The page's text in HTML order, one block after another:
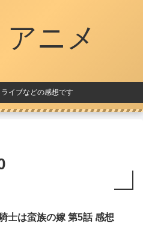
アニメ
イブなどの感想です
士は蛮族の嫁 第5話 感想